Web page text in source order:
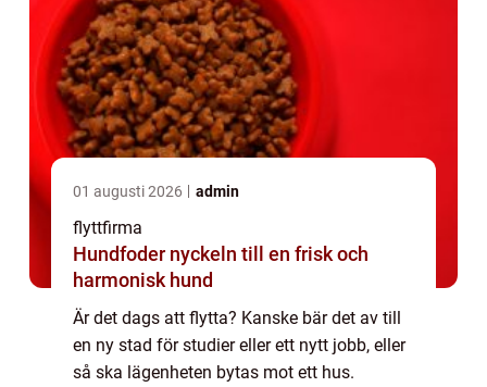
01 augusti 2026 admin
flyttfirma
Hundfoder nyckeln till en frisk och
harmonisk hund
Är det dags att flytta? Kanske bär det av till
en ny stad för studier eller ett nytt jobb, eller
så ska lägenheten bytas mot ett hus.